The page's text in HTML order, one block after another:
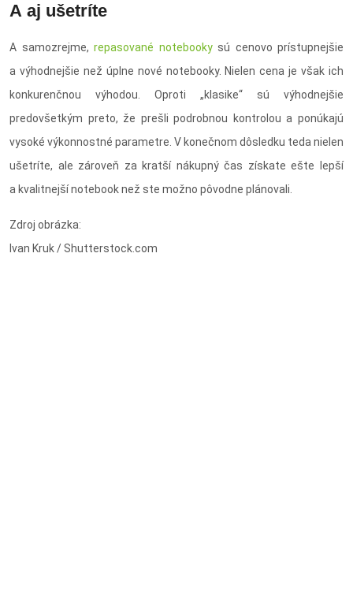
A aj ušetríte
A samozrejme, repasované notebookysú cenovo prístupnejšie
a výhodnejšie než úplne nové notebooky. Nielen cena je však ich
konkurenčnou výhodou. Oproti „klasike“ sú výhodnejšie
predovšetkým preto, že prešli podrobnou kontrolou a ponúkajú
vysoké výkonnostné parametre. V konečnom dôsledku teda nielen
ušetríte, ale zároveň za kratší nákupný čas získate ešte lepší
a kvalitnejší notebook než ste možno pôvodne plánovali.
Zdroj obrázka:
Ivan Kruk / Shutterstock.com